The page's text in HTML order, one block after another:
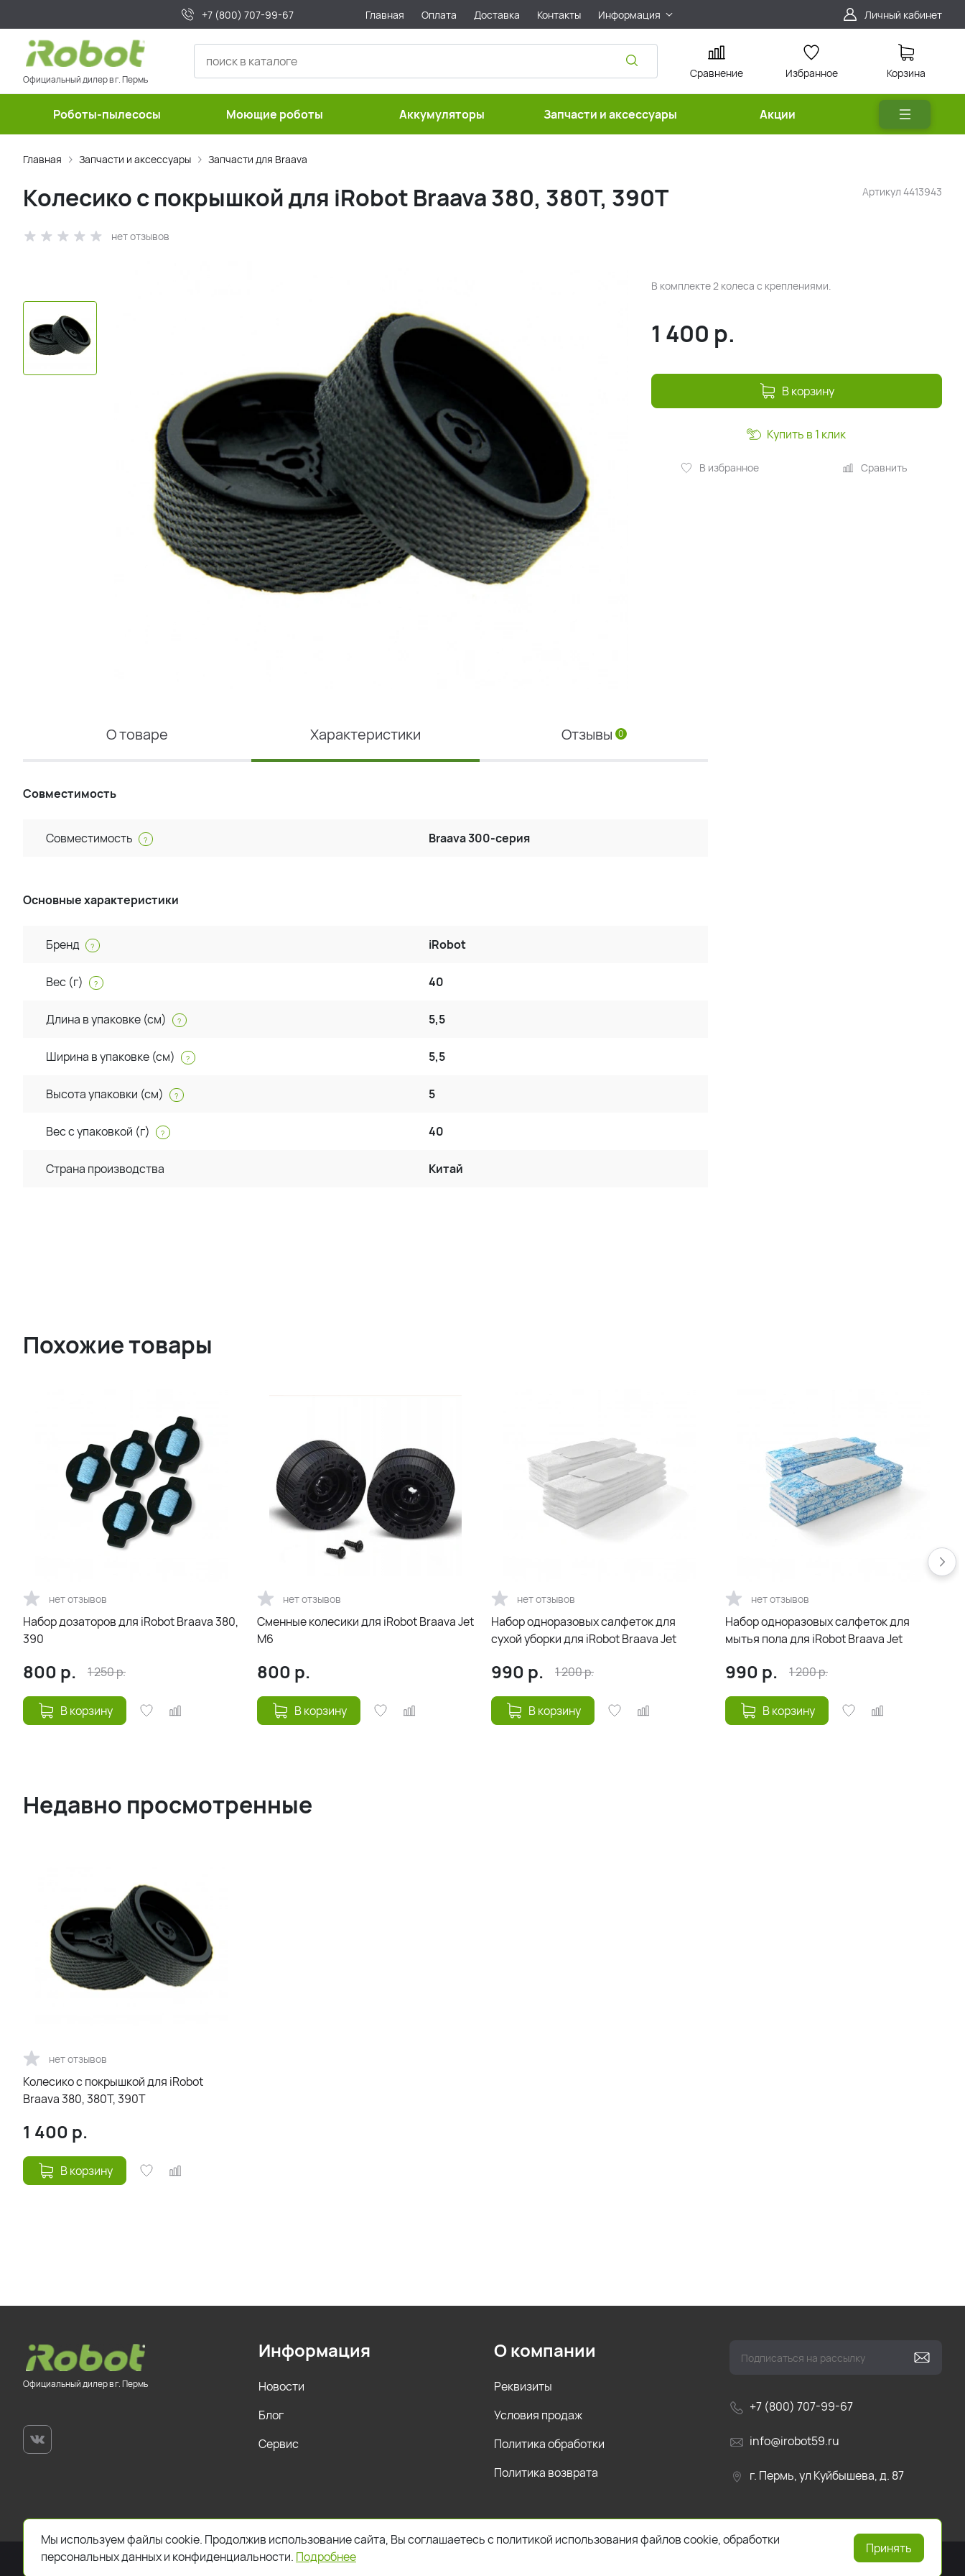
+7 (800) 707-99-67 Главная Оплата Доставка Контакты Информация Личный кабинет
Официальный дилер в г. Пермь Сравнение Избранное Корзина
Роботы-пылесосы Моющие роботы Аккумуляторы Запчасти и аксессуары Акции
Главная Запчасти и аксессуары Запчасти для Braava
Артикул 4413943
Колесико с покрышкой для iRobot Braava 380, 380T, 390T
нет отзывов
В комплекте 2 колеса с креплениями.
1 400 р.
В корзину
В избранное Сравнить
Купить в 1 клик
О товаре Характеристики Отзывы 0
Совместимость
Совместимость ? Braava 300-серия
Основные характеристики
Бренд ? iRobot
Вес (г) ? 40
Длина в упаковке (см) ? 5,5
Ширина в упаковке (см) ? 5,5
Высота упаковки (см) ? 5
Вес с упаковкой (г) ? 40
Страна производства Китай
Похожие товары
нет отзывов
Набор дозаторов для iRobot Braava 380,
390
800 р. 1 250р.
В корзину
нет отзывов
Сменные колесики для iRobot Braava Jet
M6
800 р.
В корзину
нет отзывов
Набор одноразовых салфеток для
сухой уборки для iRobot Braava Jet
990 р. 1 200р.
В корзину
нет отзывов
Набор одноразовых салфеток для
мытья пола для iRobot Braava Jet
990 р. 1 200р.
В корзину
Недавно просмотренные
нет отзывов
Колесико с покрышкой для iRobot
Braava 380, 380T, 390T
1 400 р.
В корзину
Официальный дилер в г. Пермь
+7 (800) 707-99-67
info@irobot59.ru
г. Пермь, ул Куйбышева, д. 87
Информация
Новости
Блог
Сервис
О компании
Реквизиты
Условия продаж
Политика обработки
Политика возврата
2026. Все права защищены. Указанная стоимость товаров и условия их приобретения действительны по состоянию на текущую дату.
Мы используем файлы cookie. Продолжив использование сайта, Вы соглашаетесь с политикой использования файлов cookie, обработки
персональных данных и конфиденциальности. Подробнее
Принять